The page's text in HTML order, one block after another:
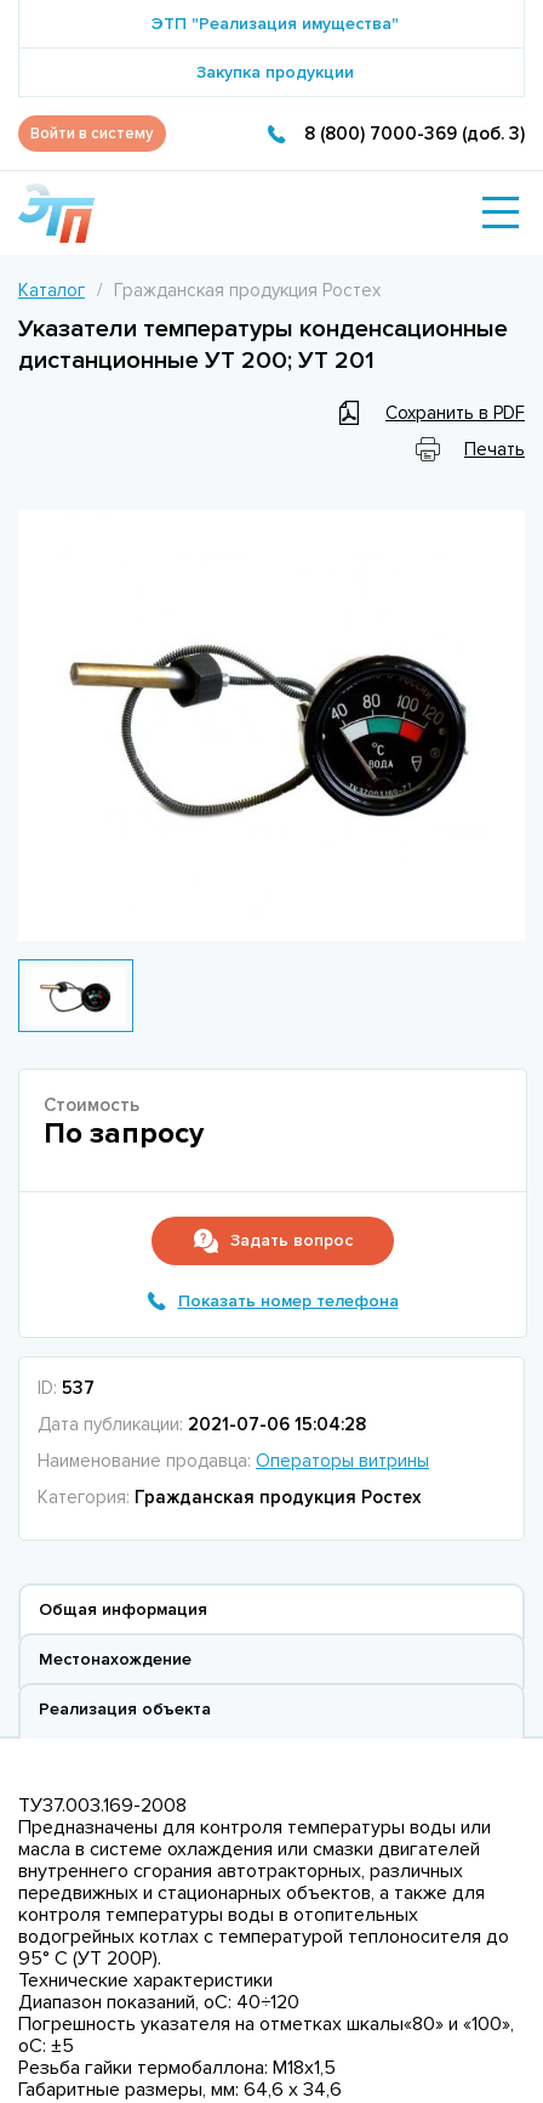
ЭТП "Реализация имущества"
Закупка продукции
Войти в систему 8 (800) 7000-369 (доб. 3)
Каталог Гражданская продукция Ростех
Указатели температуры конденсационные
дистанционные УТ 200; УТ 201
Сохранить в PDF
Печать
Стоимость
По запросу
Задать вопрос
Показать номер телефона
ID: 537
Дата публикации: 2021-07-06 15:04:28
Наименование продавца: Операторы витрины
Категория: Гражданская продукция Ростех
Общая информация
Местонахождение
Реализация объекта
ТУ37.003.169-2008
Предназначены для контроля температуры воды или
масла в системе охлаждения или смазки двигателей
внутреннего сгорания автотракторных, различных
передвижных и стационарных объектов, а также для
контроля температуры воды в отопительных
водогрейных котлах с температурой теплоносителя до
95° C (УТ 200Р).
Технические характеристики
Диапазон показаний, оC: 40÷120
Погрешность указателя на отметках шкалы«80» и «100»,
оC: ±5
Резьба гайки термобаллона: М18х1,5
Габаритные размеры, мм: 64,6 х 34,6